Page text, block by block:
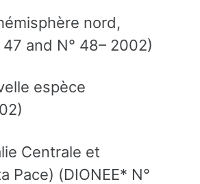
nord,
and N° 48– 2002)
espèce
Centrale et
Pace) (DIONEE* N°